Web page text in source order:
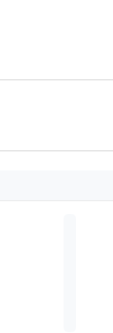
voor vrouwen
en gezond.